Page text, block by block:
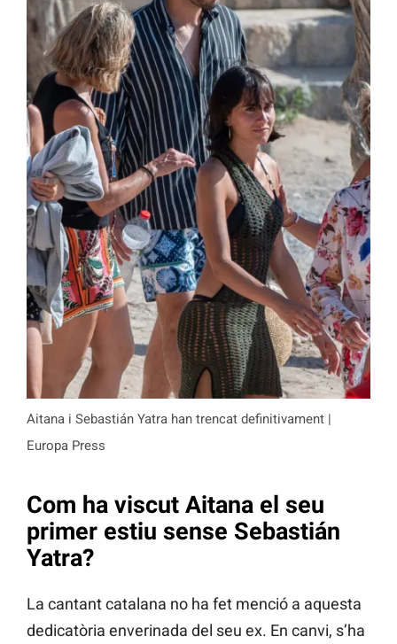
Aitana i Sebastián Yatra han trencat definitivament |
Europa Press
Com ha viscut Aitana el seu
primer estiu sense Sebastián
Yatra?
La cantant catalana no ha fet menció a aquesta
dedicatòria enverinada del seu ex. En canvi, s’ha